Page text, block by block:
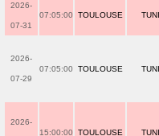
2026-
07-31
07:05:00 TOULOUSE
2026-
07-29
07:05:00 TOULOUSE
2026-
15:00:00 TOULOUSE